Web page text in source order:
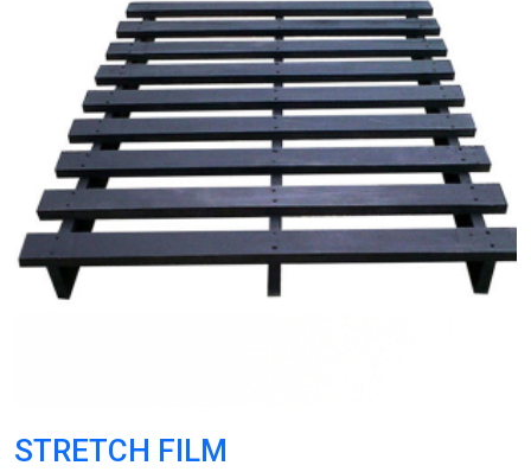
STRETCH FILM